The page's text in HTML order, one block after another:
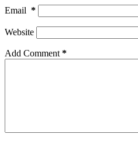
Email *
Website
Add Comment *